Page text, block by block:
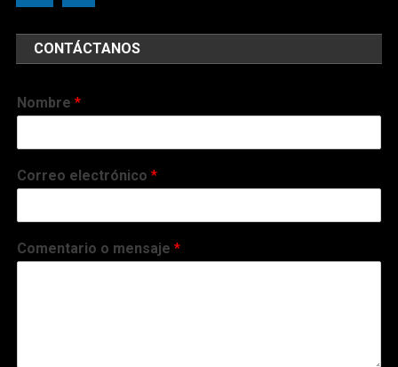
CONTÁCTANOS
Nombre*
Correo electrónico*
Comentario o mensaje*